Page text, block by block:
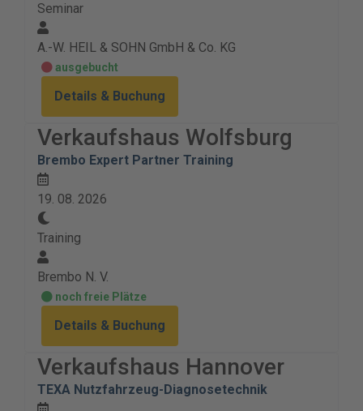
Seminar
A.-W. HEIL & SOHN GmbH & Co. KG
ausgebucht
Details & Buchung
Verkaufshaus Wolfsburg
Brembo Expert Partner Training
19. 08. 2026
Training
Brembo N. V.
noch freie Plätze
Details & Buchung
Verkaufshaus Hannover
TEXA Nutzfahrzeug-Diagnosetechnik